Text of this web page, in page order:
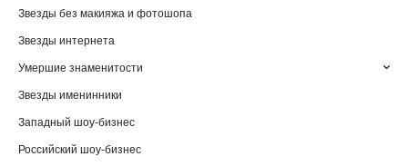
Звезды без макияжа и фотошопа
Звезды интернета
Умершие знаменитости
Звезды именинники
Западный шоу-бизнес
Российский шоу-бизнес